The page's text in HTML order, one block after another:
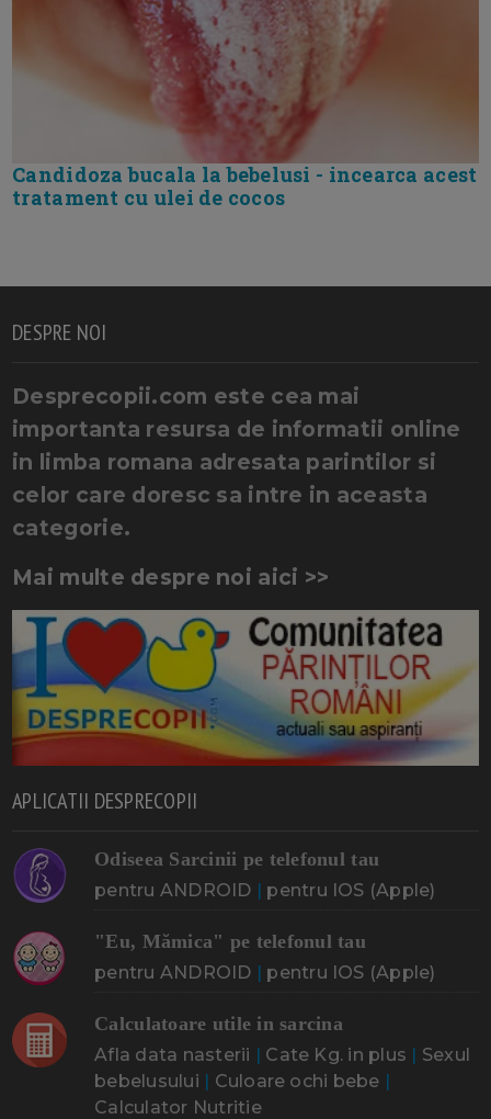
Candidoza bucala la bebelusi - incearca acest
tratament cu ulei de cocos
DESPRE NOI
Desprecopii.com este cea mai
importanta resursa de informatii online
in limba romana adresata parintilor si
celor care doresc sa intre in aceasta
categorie.
Mai multe despre noi aici >>
APLICATII DESPRECOPII
Odiseea Sarcinii pe telefonul tau
pentru ANDROID | pentru IOS (Apple)
"Eu, Mămica" pe telefonul tau
pentru ANDROID | pentru IOS (Apple)
Calculatoare utile in sarcina
Afla data nasterii | Cate Kg. in plus | Sexul
bebelusului | Culoare ochi bebe |
Calculator Nutritie